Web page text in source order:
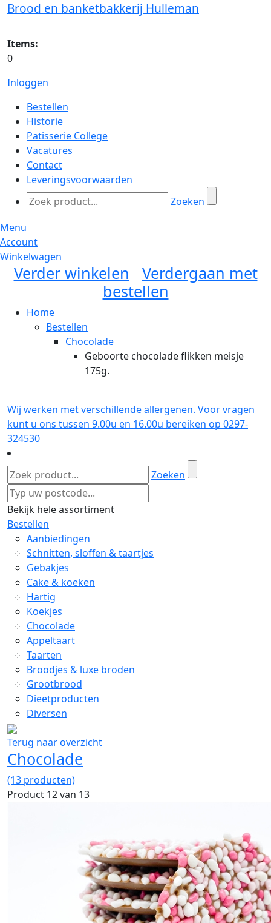
Brood en banketbakkerij Hulleman
Items:
0
Inloggen
Bestellen
Historie
Patisserie College
Vacatures
Contact
Leveringsvoorwaarden
Zoeken
Menu
Account
Winkelwagen
Verder winkelen
Verdergaan met
bestellen
Home
Bestellen
Chocolade
Geboorte chocolade flikken meisje
175g.
Wij werken met verschillende allergenen. Voor vragen
kunt u ons tussen 9.00u en 16.00u bereiken op 0297-
324530
Zoeken
Bekijk hele assortiment
Bestellen
Aanbiedingen
Schnitten, sloffen & taartjes
Gebakjes
Cake & koeken
Hartig
Koekjes
Chocolade
Appeltaart
Taarten
Broodjes & luxe broden
Grootbrood
Dieetproducten
Diversen
Terug naar overzicht
Chocolade
(13 producten)
Product 12 van 13